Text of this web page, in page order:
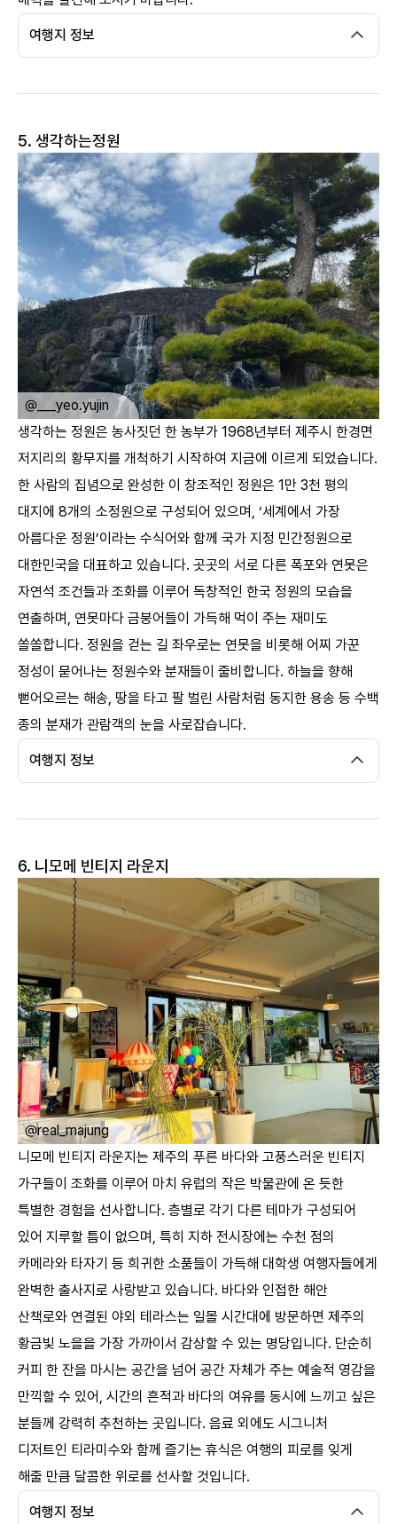
여행지 정보
5. 생각하는정원
@___yeo.yujin ㅤ
생각하는 정원은 농사짓던 한 농부가 1968년부터 제주시 한경면
저지리의 황무지를 개척하기 시작하여 지금에 이르게 되었습니다.
한 사람의 집념으로 완성한 이 창조적인 정원은 1만 3천 평의
대지에 8개의 소정원으로 구성되어 있으며, ‘세계에서 가장
아름다운 정원’이라는 수식어와 함께 국가 지정 민간정원으로
대한민국을 대표하고 있습니다. 곳곳의 서로 다른 폭포와 연못은
자연석 조건들과 조화를 이루어 독창적인 한국 정원의 모습을
연출하며, 연못마다 금붕어들이 가득해 먹이 주는 재미도
쏠쏠합니다. 정원을 걷는 길 좌우로는 연못을 비롯해 어찌 가꾼
정성이 묻어나는 정원수와 분재들이 줄비합니다. 하늘을 향해
뻗어오르는 해송, 땅을 타고 팔 벌린 사람처럼 동지한 용송 등 수백
종의 분재가 관람객의 눈을 사로잡습니다.
여행지 정보
6. 니모메 빈티지 라운지
@yeooniiii ㅤ
니모메 빈티지 라운지는 제주의 푸른 바다와 고풍스러운 빈티지
가구들이 조화를 이루어 마치 유럽의 작은 박물관에 온 듯한
특별한 경험을 선사합니다. 층별로 각기 다른 테마가 구성되어
있어 지루할 틈이 없으며, 특히 지하 전시장에는 수천 점의
카메라와 타자기 등 희귀한 소품들이 가득해 대학생 여행자들에게
완벽한 출사지로 사랑받고 있습니다. 바다와 인접한 해안
산책로와 연결된 야외 테라스는 일몰 시간대에 방문하면 제주의
황금빛 노을을 가장 가까이서 감상할 수 있는 명당입니다. 단순히
커피 한 잔을 마시는 공간을 넘어 공간 자체가 주는 예술적 영감을
만끽할 수 있어, 시간의 흔적과 바다의 여유를 동시에 느끼고 싶은
분들께 강력히 추천하는 곳입니다. 음료 외에도 시그니처
디저트인 티라미수와 함께 즐기는 휴식은 여행의 피로를 잊게
해줄 만큼 달콤한 위로를 선사할 것입니다.
여행지 정보